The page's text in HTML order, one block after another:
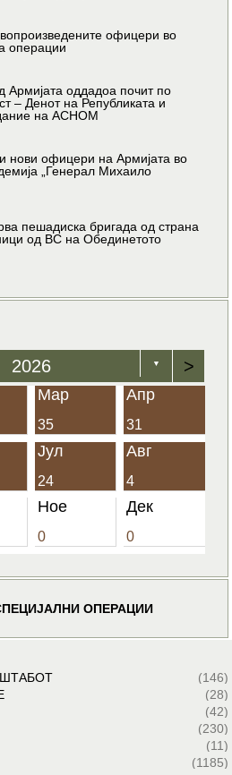
офицери во
операции
Армијата оддадоа почит по
– Денот на Републиката и
на АСНОМ
нови офицери на Армијата во
„Генерал Михаило
пешадиска бригада од страна
од ВС на Обединетото
2026 ▼ >
Мар
35
Апр
31
Јул
24
Авг
4
Ное
0
Дек
0
ОПЕРАЦИИ
(146)
(28)
(42)
(230)
(11)
(1185)